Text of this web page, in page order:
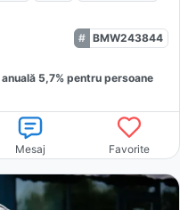
BMW243844
anuală 5,7% pentru persoane
Mesaj Favorite